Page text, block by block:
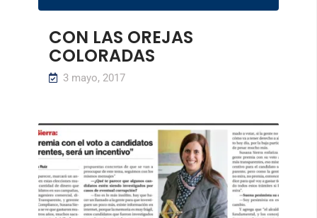
CON LAS OREJAS
COLORADAS
3 mayo, 2017